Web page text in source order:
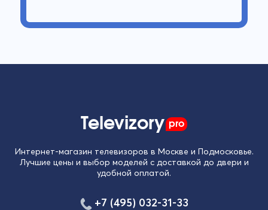
Televizory pro
Интернет-магазин телевизоров в Москве и Подмосковье.
Лучшие цены и выбор моделей с доставкой до двери и
удобной оплатой.
+7 (495) 032-31-33